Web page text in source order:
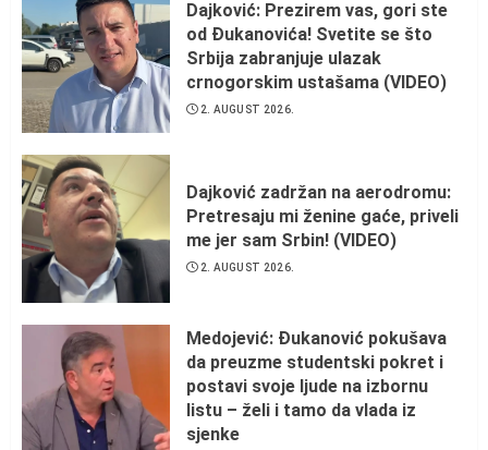
Dajković: Prezirem vas, gori ste
od Đukanovića! Svetite se što
Srbija zabranjuje ulazak
crnogorskim ustašama (VIDEO)
2. AUGUST 2026.
Dajković zadržan na aerodromu:
Pretresaju mi ženine gaće, priveli
me jer sam Srbin! (VIDEO)
2. AUGUST 2026.
Medojević: Đukanović pokušava
da preuzme studentski pokret i
postavi svoje ljude na izbornu
listu – želi i tamo da vlada iz
sjenke